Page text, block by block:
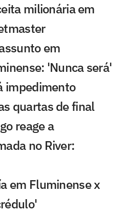
milionária em
em
'Nunca será'
impedimento
quartas de final
reage a
no River:
em Fluminense x